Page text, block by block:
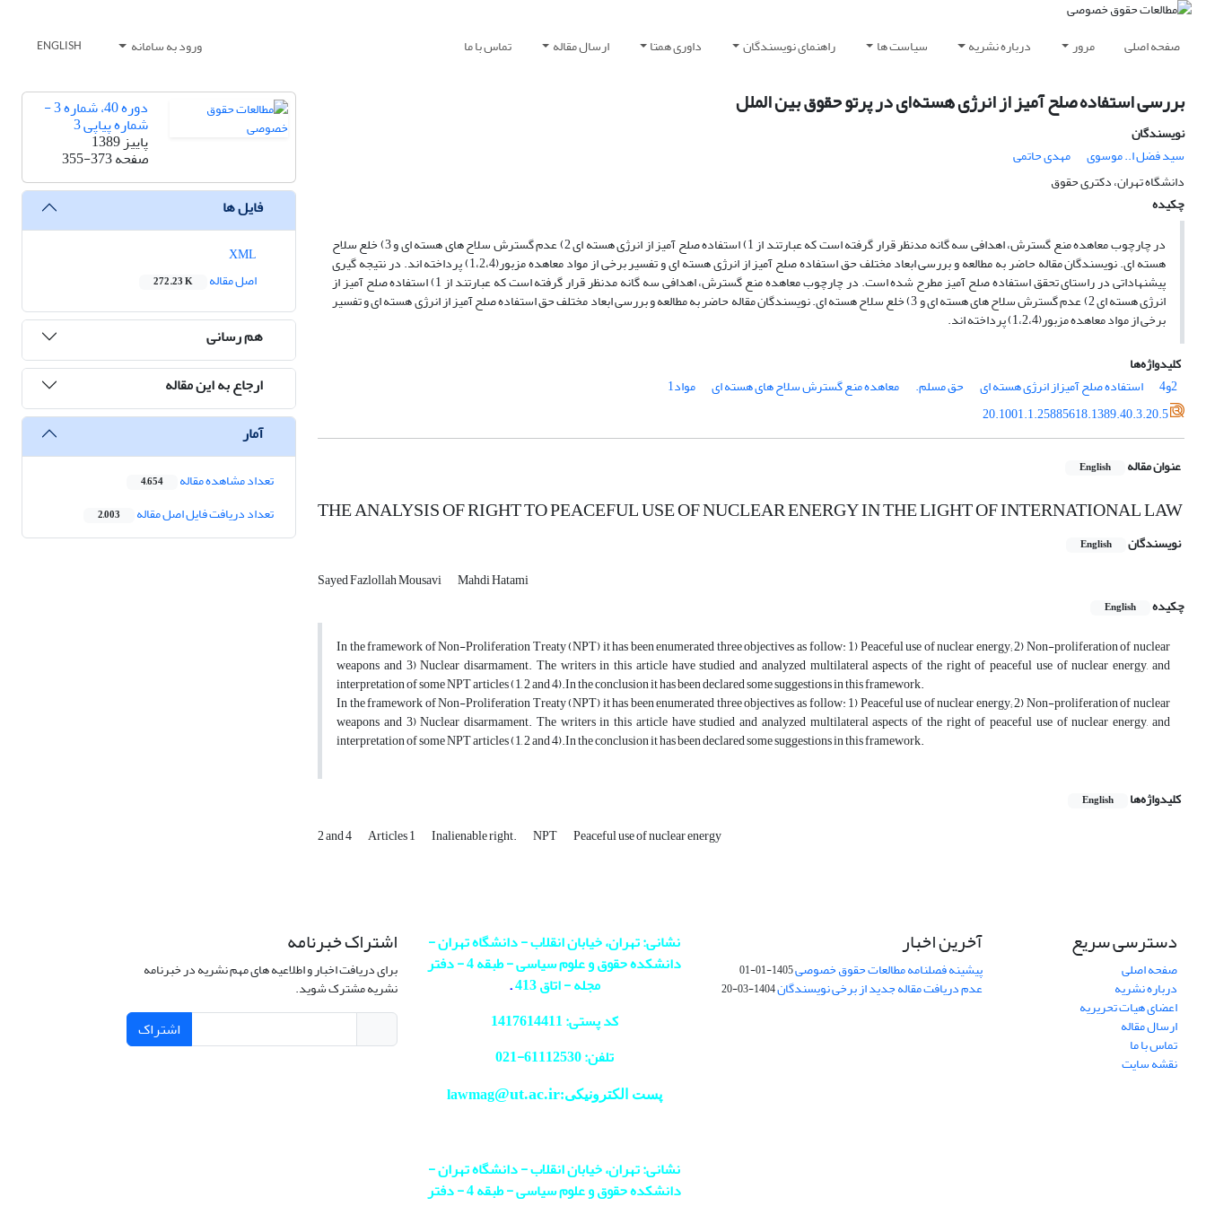
صفحه اصلی مرور درباره نشریه سیاست ها راهنمای نویسندگان داوری همتا ارسال مقاله تماس با ما ورود به سامانه ENGLISH
بررسی استفاده صلح آمیز از انرژی هسته‌ای در پرتو حقوق بین الملل
نویسندگان
سید فضل ا.. موسوی
مهدی حاتمی
دانشگاه تهران، دکتری حقوق
چکیده
در چارچوب معاهده منع گسترش، اهدافی سه گانه مدنظر قرار گرفته است که عبارتند از 1) استفاده صلح آمیز از انرژی هسته ای 2) عدم گسترش سلاح های هسته ای و 3) خلع سلاح
هسته ای. نویسندگان مقاله حاضر به مطالعه و بررسی ابعاد مختلف حق استفاده صلح آمیز از انرژی هسته ای و تفسیر برخی از مواد معاهده مزبور(1،2،4) پرداخته اند. در نتیجه گیری
پیشنهاداتی در راستای تحقق استفاده صلح آمیز مطرح شده است. در چارچوب معاهده منع گسترش، اهدافی سه گانه مدنظر قرار گرفته است که عبارتند از 1) استفاده صلح آمیز از
انرژی هسته ای 2) عدم گسترش سلاح های هسته ای و 3) خلع سلاح هسته ای. نویسندگان مقاله حاضر به مطالعه و بررسی ابعاد مختلف حق استفاده صلح آمیز از انرژی هسته ای و تفسیر
برخی از مواد معاهده مزبور(1،2،4) پرداخته اند.
کلیدواژه‌ها
2و4
استفاده صلح آمیزاز انرژی هسته ای حق مسلم. معاهده منع گسترش سلاح های هسته ای
مواد1
20.1001.1.25885618.1389.40.3.20.5
عنوان مقاله English
THE ANALYSIS OF RIGHT TO PEACEFUL USE OF NUCLEAR ENERGY IN THE LIGHT OF INTERNATIONAL LAW
نویسندگان English
Sayed Fazlollah Mousavi
Mahdi Hatami
چکیده
English
In the framework of Non-Proliferation Treaty (NPT) it has been enumerated three objectives as follow: 1) Peaceful use of nuclear energy; 2) Non-proliferation of nuclear
weapons and 3) Nuclear disarmament. The writers in this article have studied and analyzed multilateral aspects of the right of peaceful use of nuclear energy, and
interpretation of some NPT articles (1, 2 and 4).In the conclusion it has been declared some suggestions in this framework.
In the framework of Non-Proliferation Treaty (NPT) it has been enumerated three objectives as follow: 1) Peaceful use of nuclear energy; 2) Non-proliferation of nuclear
weapons and 3) Nuclear disarmament. The writers in this article have studied and analyzed multilateral aspects of the right of peaceful use of nuclear energy, and
interpretation of some NPT articles (1, 2 and 4).In the conclusion it has been declared some suggestions in this framework.
کلیدواژه‌ها English
2 and 4 Articles 1 Inalienable right. NPT Peaceful use of nuclear energy
دوره 40، شماره 3 -
شماره پیاپی 3
پاییز 1389
صفحه355-373
فایل ها
اصل مقاله
272.23 K
هم رسانی
ارجاع به این مقاله
آمار
تعداد مشاهده مقاله 4,654
تعداد دریافت فایل اصل مقاله 2,003
دسترسی سریع
صفحه اصلی
درباره نشریه
اعضای هیات تحریریه
ارسال مقاله
تماس با ما
نقشه سایت
آخرین اخبار
پیشینه فصلنامه مطالعات حقوق خصوصی1405-01-01
عدم دریافت مقاله جدید از برخی نویسندگان1404-03-20
نشانی: تهران، خیابان انقلاب - دانشگاه تهران -
دانشکده حقوق و علوم سیاسی - طبقه 4 - دفتر
مجله - اتاق 413
.
کد پستی: 1417614411
تلفن: 61112530-
021
پست الکترونیکی:lawmag@ut.ac.ir
نشانی: تهران، خیابان انقلاب - دانشگاه تهران -
دانشکده حقوق و علوم سیاسی - طبقه 4 - دفتر
اشتراک خبرنامه
برای دریافت اخبار و اطلاعیه های مهم نشریه در خبرنامه
نشریه مشترک شوید.
اشتراک